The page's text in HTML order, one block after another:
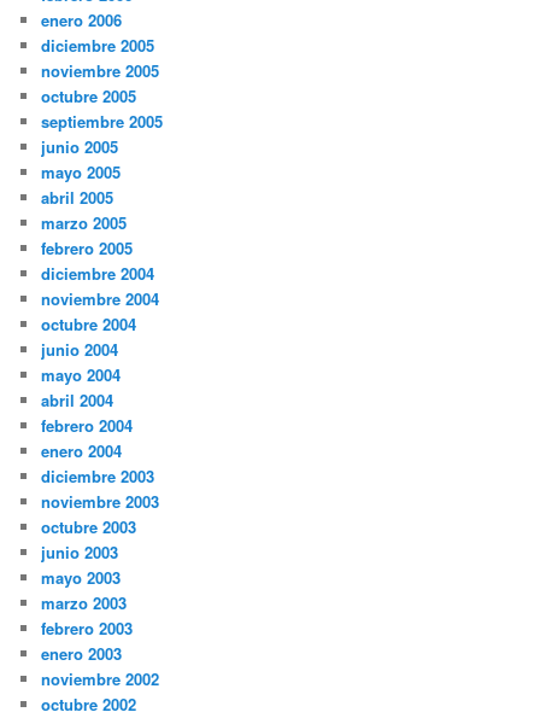
enero 2006
diciembre 2005
noviembre 2005
octubre 2005
septiembre 2005
junio 2005
mayo 2005
abril 2005
marzo 2005
febrero 2005
diciembre 2004
noviembre 2004
octubre 2004
junio 2004
mayo 2004
abril 2004
febrero 2004
enero 2004
diciembre 2003
noviembre 2003
octubre 2003
junio 2003
mayo 2003
marzo 2003
febrero 2003
enero 2003
noviembre 2002
octubre 2002